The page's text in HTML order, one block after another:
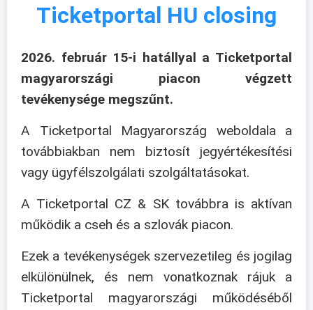
Ticketportal HU closing
2026. február 15-i hatállyal a Ticketportal
magyarországi piacon végzett
tevékenysége megszűnt.
A Ticketportal Magyarország weboldala a
továbbiakban nem biztosít jegyértékesítési
vagy ügyfélszolgálati szolgáltatásokat.
A Ticketportal CZ & SK továbbra is aktívan
működik a cseh és a szlovák piacon.
Ezek a tevékenységek szervezetileg és jogilag
elkülönülnek, és nem vonatkoznak rájuk a
Ticketportal magyarországi működéséből